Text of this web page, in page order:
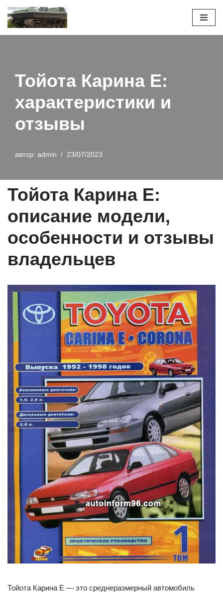
Перейти
Тойота Карина Е:
характеристики и
отзывы
автор: admin 23/07/2023
Тойота Карина Е:
описание модели,
особенности и отзывы
владельцев
Тойота Карина Е — это среднеразмерный автомобиль